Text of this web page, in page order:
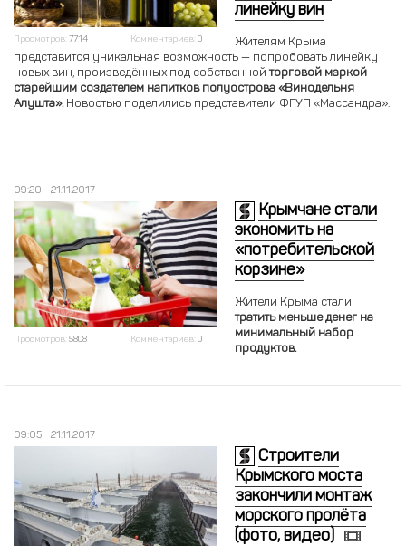
Просмотров: 7714 Комментариев: 0
линейку вин
Жителям Крыма
представится уникальная возможность — попробовать линейку
новых вин, произведённых под собственнойторговой маркой
старейшим создателем напитков полуострова «Винодельня
Алушта». Новостью поделились представители ФГУП «Массандра».
09:20 21.11.2017
Просмотров: 5808 Комментариев: 0
Крымчане стали
экономить на
«потребительской
корзине»
Жители Крыма стали
тратить меньше денег на
минимальный набор
продуктов.
09:05 21.11.2017
Строители
Крымского моста
закончили монтаж
морского пролёта
(фото, видео)